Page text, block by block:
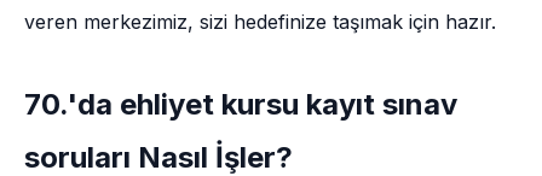
veren merkezimiz, sizi hedefinize taşımak için hazır.
70.'da ehliyet kursu kayıt sınav
soruları Nasıl İşler?